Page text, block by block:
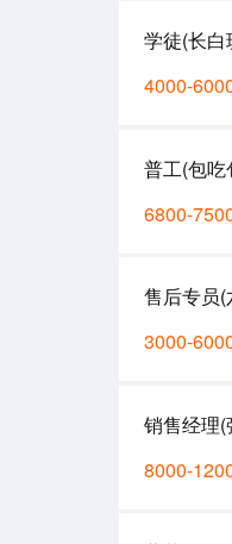
学徒(长白
4000-
普工(包吃
6800-
售后专员(
3000-
销售经理(
8000-